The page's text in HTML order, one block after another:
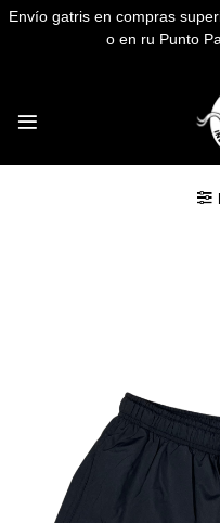
Envío gatris en compras
o en ru Punto
contenido